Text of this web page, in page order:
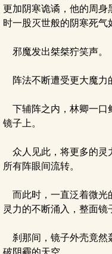
更加阴寒诡谲，他的周身
时一股灭世般的阴寒死气
邪魔发出桀桀狞笑声。
阵法不断遭受更大魔力
下辅阵之内，林卿一口
镜子上。
众人见此，将更多的灵
所有阵眼间流转。
而此时，一直泛着微光
灵力的不断涌入，整面镜
刹那间，镜子外壳竟然
破阴霾的天空。